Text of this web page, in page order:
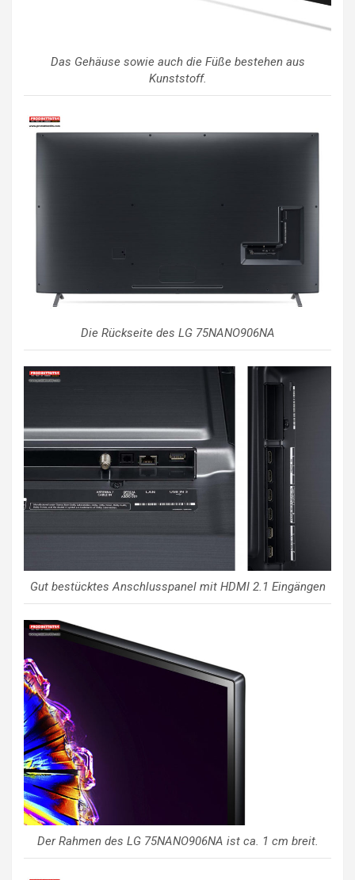
Das Gehäuse sowie auch die Füße bestehen aus
Kunststoff.
Die Rückseite des LG 75NANO906NA
Gut bestücktes Anschlusspanel mit HDMI 2.1 Eingängen
Der Rahmen des LG 75NANO906NA ist ca. 1 cm breit.